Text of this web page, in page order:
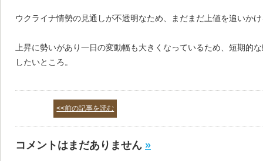
ウクライナ情勢の見通しが不透明なため、まだまだ上値を追いか
上昇に勢いがあり一日の変動幅も大きくなっているため、短期的
したいところ。
<<前の記事を読む
コメントはまだありません »